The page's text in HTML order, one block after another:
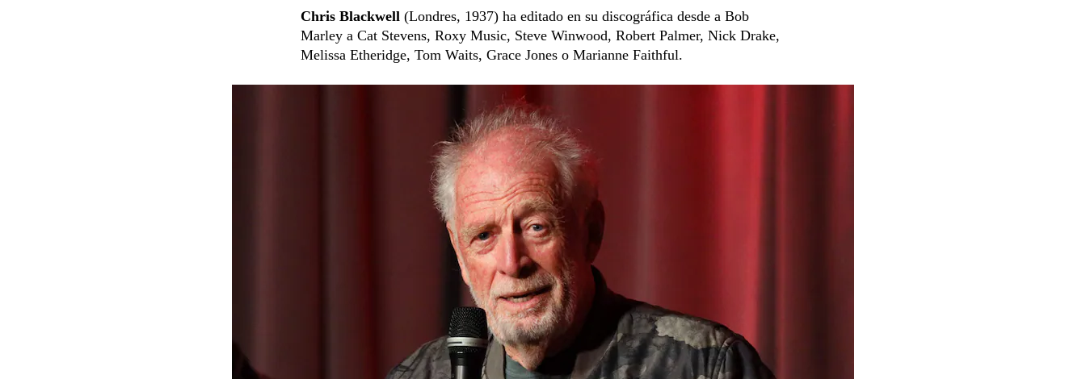
Chris Blackwell (Londres, 1937) ha editado en su discográfica desde a Bob
Marley a Cat Stevens, Roxy Music, Steve Winwood, Robert Palmer, Nick Drake,
Melissa Etheridge, Tom Waits, Grace Jones o Marianne Faithful.